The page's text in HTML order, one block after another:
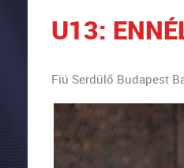
U13:
Fiú Serdülő Budapest